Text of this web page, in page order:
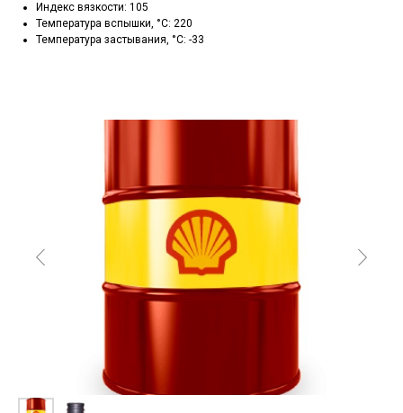
Индекс вязкости: 105
Температура вспышки, °C: 220
Температура застывания, °C: -33